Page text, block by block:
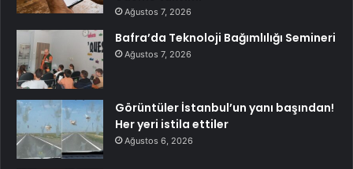
Ağustos 7, 2026
Bafra’da Teknoloji Bağımlılığı Semineri
Ağustos 7, 2026
Görüntüler İstanbul’un yanı başından!
Her yeri istila ettiler
Ağustos 6, 2026